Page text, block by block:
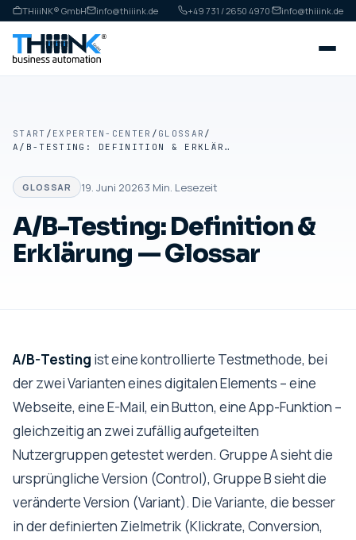
THiiiNK® GmbH info@thiiink.de +49 731 / 2650 4970· info@thiiink.de
START / EXPERTEN-CENTER / GLOSSAR /
A/B-TESTING: DEFINITION & ERKLÄRUNG — GLOSSAR
GLOSSAR 19. Juni 20263 Min. Lesezeit
A/B-Testing: Definition &
Erklärung — Glossar
A/B-Testing ist eine kontrollierte Testmethode, bei
der zwei Varianten eines digitalen Elements – eine
Webseite, eine E-Mail, ein Button, eine App-Funktion –
gleichzeitig an zwei zufällig aufgeteilten
Nutzergruppen getestet werden. Gruppe A sieht die
ursprüngliche Version (Control), Gruppe B sieht die
veränderte Version (Variant). Die Variante, die besser
in der definierten Zielmetrik (Klickrate, Conversion,